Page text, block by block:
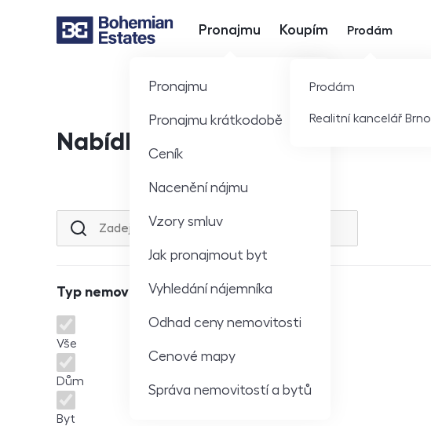
Hlavní nabídka
Pronajmu
Pronajmu
Pronajmu krátkodobě
Ceník
Nacenění nájmu
Vzory smluv
Jak pronajmout byt
Vyhledání nájemníka
Odhad ceny nemovitosti
Cenové mapy
Správa nemovitostí a bytů
Koupím Prodám
Prodám
Realitní kancelář Brno
Nabídka nemovitostí
Lokalita nebo ulice
Typ nemovitosti
Typ nemovitosti
Vše
Dům
Byt